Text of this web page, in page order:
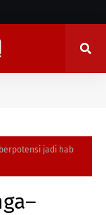
jadi hab